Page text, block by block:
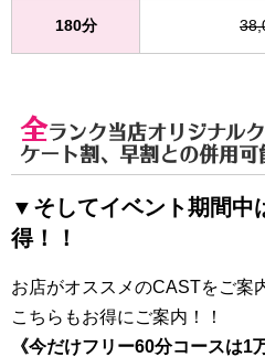
180分
全ランク当店オリジナル
ケート割、早割 との併用可
▼そしてイベント期間中
得！！
お店がオススメのCASTをご案
こちらもお得にご案内！！
《今だけフリー60分コースは1